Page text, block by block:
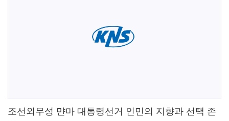
조선외무성 먄마 대통령선거 인민의 지향과 선택 존